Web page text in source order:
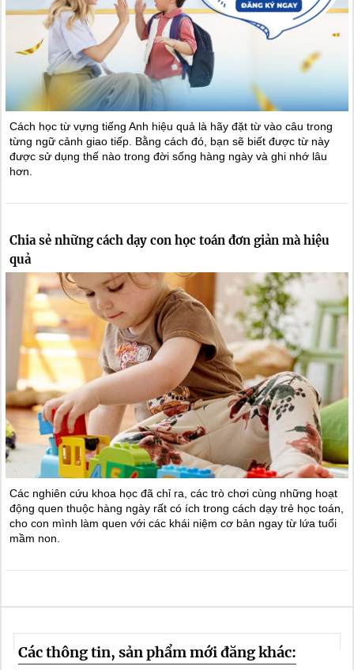
Cách học từ vựng tiếng Anh hiệu quả là hãy đặt từ vào câu trong
từng ngữ cảnh giao tiếp. Bằng cách đó, bạn sẽ biết được từ này
được sử dụng thế nào trong đời sống hàng ngày và ghi nhớ lâu
hơn.
Chia sẻ những cách dạy con học toán đơn giản mà hiệu
quả
Các nghiên cứu khoa học đã chỉ ra, các trò chơi cùng những hoạt
động quen thuộc hàng ngày rất có ích trong cách dạy trẻ học toán,
cho con mình làm quen với các khái niệm cơ bản ngay từ lứa tuổi
mầm non.
Các thông tin, sản phẩm mới đăng khác: